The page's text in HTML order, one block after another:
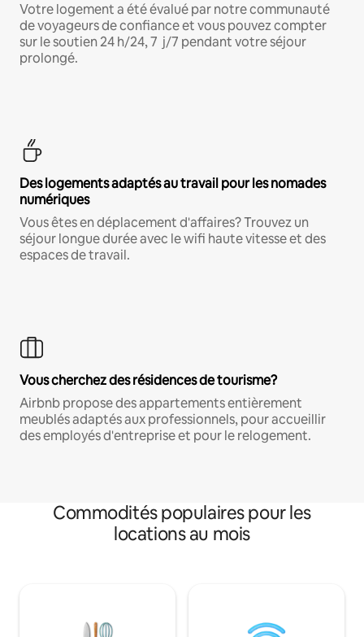
Votre logement a été évalué par notre communauté
de voyageurs de confiance et vous pouvez compter
sur le soutien 24 h/24, 7 j/7 pendant votre séjour
prolongé.
Des logements adaptés au travail pour les nomades
numériques
Vous êtes en déplacement d'affaires? Trouvez un
séjour longue durée avec le wifi haute vitesse et des
espaces de travail.
Vous cherchez des résidences de tourisme?
Airbnb propose des appartements entièrement
meublés adaptés aux professionnels, pour accueillir
des employés d'entreprise et pour le relogement.
Commodités populaires pour les
locations au mois